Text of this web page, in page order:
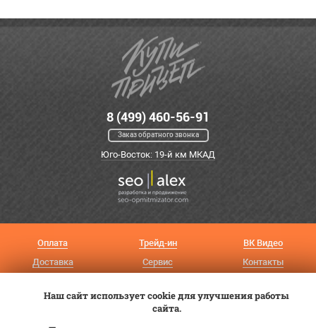
8 (499) 460-56-91
Заказ обратного звонка
Юго-Восток: 19-й км МКАД
Оплата
Доставка
Трейд-ин
Сервис
ВК Видео
Контакты
ООО «Авангард»
Наш сайт использует cookie для улучшения работы
сайта.